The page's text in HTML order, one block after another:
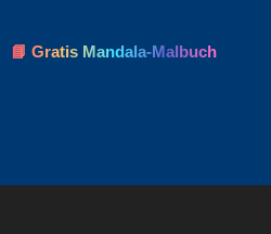
📘 Gratis Mandala-Malbuch